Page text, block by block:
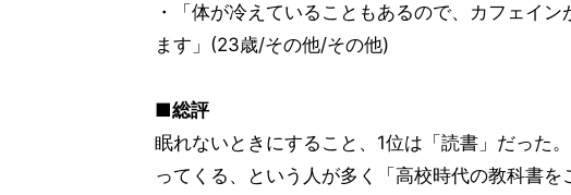
・「体が冷えていることもあるので、カフェイ
ます」(23歳/その他/その他)
■総評
眠れないときにすること、1位は「読書」だった
ってくる、という人が多く「高校時代の教科書